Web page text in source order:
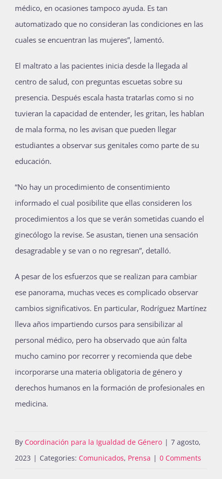
médico, en ocasiones tampoco ayuda. Es tan
automatizado que no consideran las condiciones en las
cuales se encuentran las mujeres”, lamentó.
El maltrato a las pacientes inicia desde la llegada al
centro de salud, con preguntas escuetas sobre su
presencia. Después escala hasta tratarlas como si no
tuvieran la capacidad de entender, les gritan, les hablan
de mala forma, no les avisan que pueden llegar
estudiantes a observar sus genitales como parte de su
educación.
“No hay un procedimiento de consentimiento
informado el cual posibilite que ellas consideren los
procedimientos a los que se verán sometidas cuando el
ginecólogo la revise. Se asustan, tienen una sensación
desagradable y se van o no regresan”, detalló.
A pesar de los esfuerzos que se realizan para cambiar
ese panorama, muchas veces es complicado observar
cambios significativos. En particular, Rodríguez Martínez
lleva años impartiendo cursos para sensibilizar al
personal médico, pero ha observado que aún falta
mucho camino por recorrer y recomienda que debe
incorporarse una materia obligatoria de género y
derechos humanos en la formación de profesionales en
medicina.
By Coordinación para la Igualdad de Género | 7 agosto,
2023 | Categories: Comunicados, Prensa | 0 Comments